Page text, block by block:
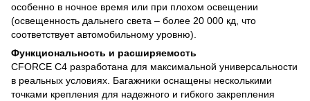
особенно в ночное время или при плохом освещении
(освещенность дальнего света – более 20 000 кд, что
соответствует автомобильному уровню).
Функциональность и расширяемость
CFORCE C4 разработана для максимальной универсальности
в реальных условиях. Багажники оснащены несколькими
точками крепления для надежного и гибкого закрепления